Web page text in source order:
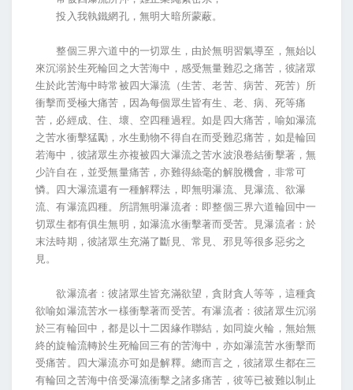
投入我執鐵網孔，無明大暗所蒙蔽。
整個三界六道中的一切眾生，由於無明習氣導至，無始以
來沉溺於生死輪回之大苦海中，感受無量難忍之痛苦，彼諸眾
生於此苦海中時常被四大瀑流（生苦、老苦、病苦、死苦）所
衝擊而受極大痛苦，因為每個眾生皆有生、老、病、死等痛
苦，必經成、住、壞、空四種過程。如是四大痛苦，喻如瀑流
之苦水衝擊猛勵，水生動物不得自在而受難忍痛苦，如是輪回
若海中，彼諸眾生亦複被四大瀑流之苦水波浪卷結衝擊著，無
少許自在，並受無量痛苦，亦難得絲毫的解脫機會，非常可
憐。四大瀑流還有一種解釋法，即無明瀑流、見瀑流、欲瀑
流、有瀑流四種。所謂無明瀑流者：即整個三界六道輪回中一
切眾生都有俱生無明，如瀑流水衝擊著而受苦。見瀑流者：於
末法時期，彼諸眾生充滿了斷見、常見、邪見等很多惡劣之
見。
欲瀑流者：彼諸眾生皆充滿欲望，貪財貪人等等，這種貪
欲喻如瀑流苦水一樣衝擊著而受苦。有瀑流者：彼諸眾生沉溺
於三有輪回中，都是以十二因緣作聯結，如同旋火輪，無始無
終的旋輪流轉於生死輪回三有的苦海中，亦如瀑流苦水衝擊而
受痛苦。四大瀑流亦可如是解釋。總而言之，彼諸眾生都在三
有輪回之苦海中倍受瀑流衝擊之諸多痛苦，彼等已被難以制止